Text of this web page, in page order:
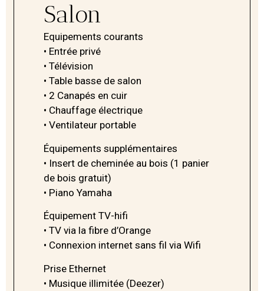
Salon
Equipements courants
• Entrée privé
• Télévision
• Table basse de salon
• 2 Canapés en cuir
• Chauffage électrique
• Ventilateur portable
Équipements supplémentaires
• Insert de cheminée au bois (1 panier
de bois gratuit)
• Piano Yamaha
Équipement TV-hifi
• TV via la fibre d’Orange
• Connexion internet sans fil via Wifi
Prise Ethernet
• Musique illimitée (Deezer)